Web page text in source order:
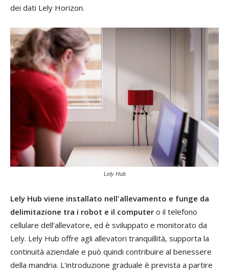
dei dati Lely Horizon.
Lely Hub
Lely Hub viene installato nell'allevamento e funge da
delimitazione tra i robot e il computer o il telefono
cellulare dell'allevatore, ed è sviluppato e monitorato da
Lely. Lely Hub offre agli allevatori tranquillità, supporta la
continuità aziendale e può quindi contribuire al benessere
della mandria. L'introduzione graduale è prevista a partire